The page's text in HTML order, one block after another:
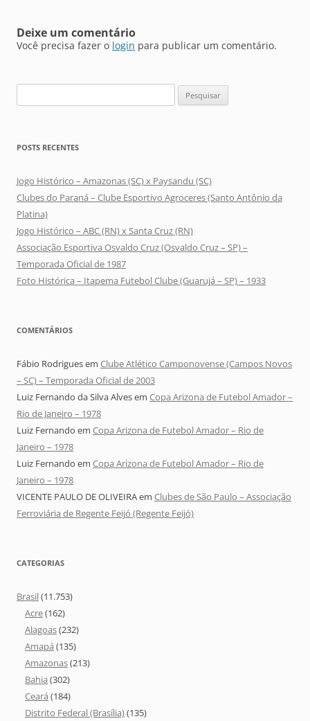
Deixe um comentário
Você precisa fazer o login para publicar um comentário.
por:
POSTS RECENTES
Jogo Histórico – Amazonas (SC) x Paysandu (SC)
Clubes do Paraná – Clube Esportivo Agroceres (Santo Antônio da
Platina)
Jogo Histórico – ABC (RN) x Santa Cruz (RN)
Associação Esportiva Osvaldo Cruz (Osvaldo Cruz – SP) –
Temporada Oficial de 1987
Foto Histórica – Itapema Futebol Clube (Guarujá – SP) – 1933
COMENTÁRIOS
Fábio Rodriguesem Clube Atlético Camponovense (Campos Novos
– SC) – Temporada Oficial de 2003
Luiz Fernando da Silva Alvesem Copa Arizona de Futebol Amador –
Rio de Janeiro – 1978
Luiz Fernando em Copa Arizona de Futebol Amador – Rio de
Janeiro – 1978
Luiz Fernando em Copa Arizona de Futebol Amador – Rio de
Janeiro – 1978
VICENTE PAULO DE OLIVEIRAem Clubes de São Paulo – Associação
Ferroviária de Regente Feijó (Regente Feijó)
CATEGORIAS
Brasil(11.753)
Acre(162)
Alagoas(232)
Amapá (135)
Amazonas(213)
Bahia (302)
Ceará (184)
Distrito Federal (Brasília)(135)